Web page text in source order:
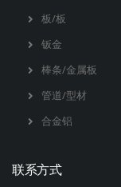
板/板
钣金
棒条/金属板
管道/型材
合金铝
联系方式